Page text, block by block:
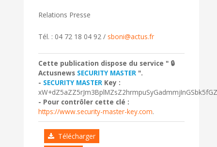
Relations Presse
Tél. : 04 72 18 04 92 / sboni@actus.fr
Cette publication dispose du service " 🔒
Actusnews SECURITY MASTER ".
- SECURITY MASTER Key :
- Pour contrôler cette clé :
https://www.security-master-key.com.
Télécharger